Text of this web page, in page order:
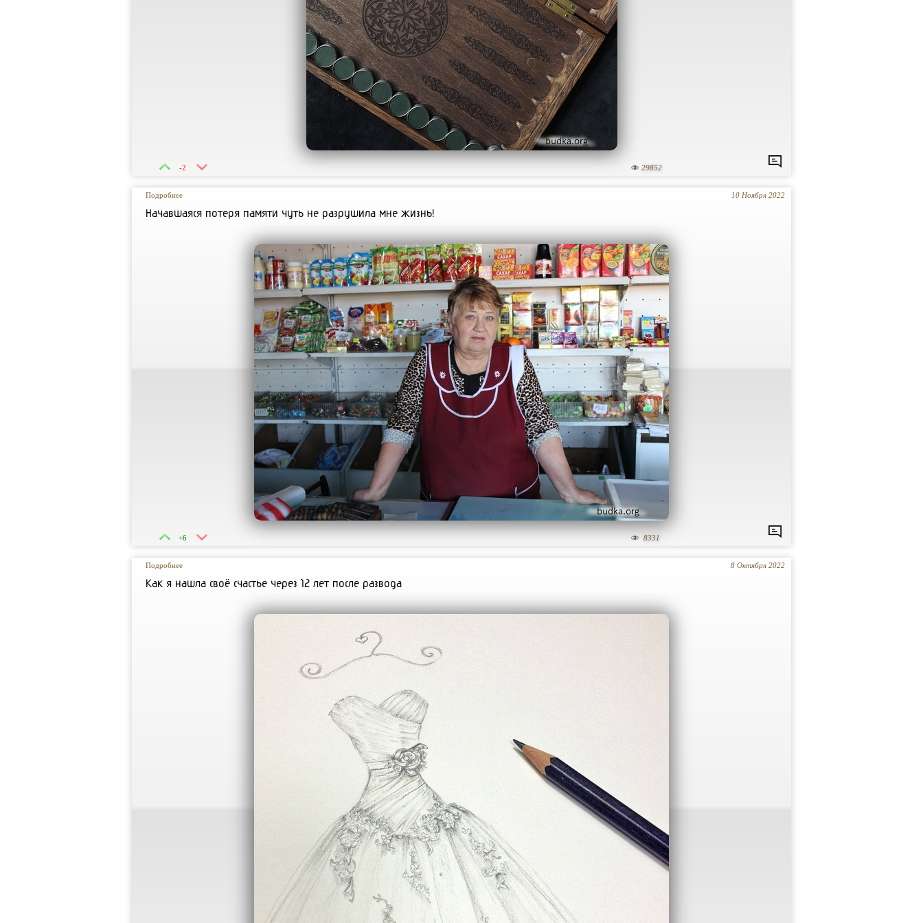
29852
-2
8331
+6
Подробнее 10 Ноября 2022
Начавшаяся потеря памяти чуть не разрушила мне жизнь!
Подробнее 8 Октября 2022
Как я нашла своё счастье через 12 лет после развода